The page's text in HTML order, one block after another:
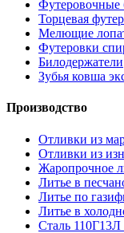
Футеровочные
Торцевая
Мелющие
Футеровки
Билодержатели
Зубья ковша
Производство
Отливки из
Отливки из
Жаропрочное
Литье в
Литье по
Литье в
Сталь 110Г13Л